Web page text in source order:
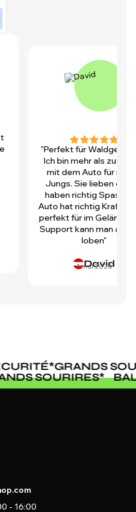
"Perfekt für
Ich bin mehr als
mit dem Auto für
Jungs. Sie lieben es
haben richtig Spass!
Auto hat richtig Kraft
perfekt für im Gelände.
Support kann man auch
loben"
David
1 mai 2026
*GRANDS
SOURIRES*
- 16:00